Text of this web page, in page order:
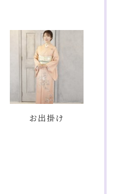
お出掛け